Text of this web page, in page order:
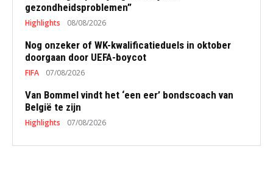
gezondheidsproblemen”
Highlights 08/08/2026
Nog onzeker of WK-kwalificatieduels in oktober
doorgaan door UEFA-boycot
FIFA 07/08/2026
Van Bommel vindt het ‘een eer’ bondscoach van
België te zijn
Highlights 07/08/2026